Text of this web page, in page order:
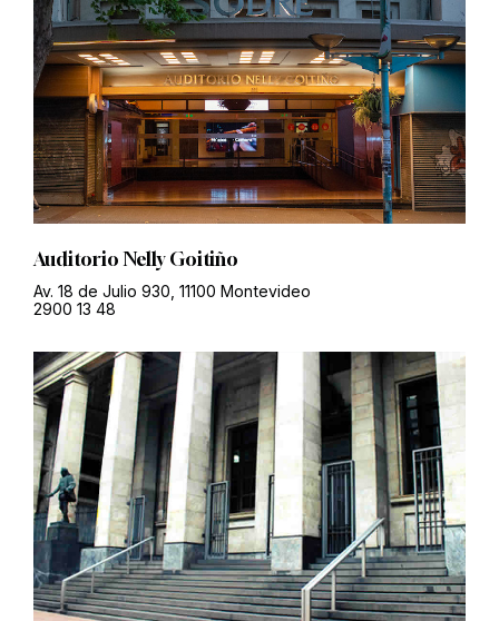
Auditorio Nelly Goitiño
Av. 18 de Julio 930, 11100 Montevideo
2900 13 48